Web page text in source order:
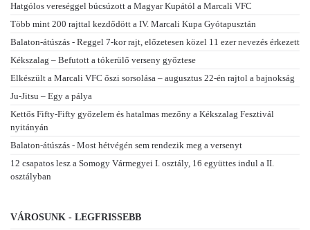
Hatgólos vereséggel búcsúzott a Magyar Kupától a Marcali VFC
Több mint 200 rajttal kezdődött a IV. Marcali Kupa Gyótapusztán
Balaton-átúszás - Reggel 7-kor rajt, előzetesen közel 11 ezer nevezés érkezett
Kékszalag – Befutott a tókerülő verseny győztese
Elkészült a Marcali VFC őszi sorsolása – augusztus 22-én rajtol a bajnokság
Ju-Jitsu – Egy a pálya
Kettős Fifty-Fifty győzelem és hatalmas mezőny a Kékszalag Fesztivál
nyitányán
Balaton-átúszás - Most hétvégén sem rendezik meg a versenyt
12 csapatos lesz a Somogy Vármegyei I. osztály, 16 együttes indul a II.
osztályban
VÁROSUNK - LEGFRISSEBB